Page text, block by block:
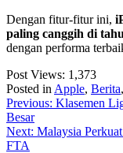
Dengan fitur-fitur ini,
paling canggih di
dengan performa
Post Views: 1,373
Posted in Apple, Berita,
Post
navigation
Previous: Klasemen
Besar
Next: Malaysia
FTA